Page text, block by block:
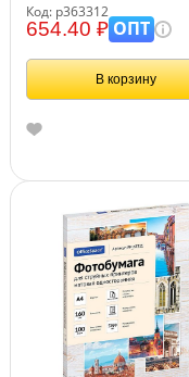
односторонняя
Код: р363312
654.40 ₽ОПТ
В корзину